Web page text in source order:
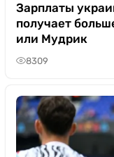
Зарплаты
получает
или Мудрик
8309